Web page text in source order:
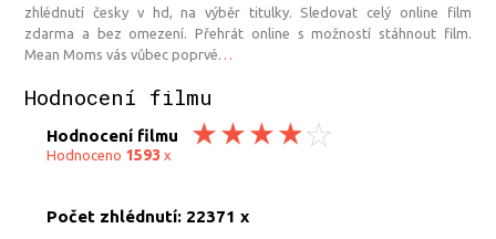
zhlédnutí česky v hd, na výběr titulky. Sledovat celý online film
zdarma a bez omezení. Přehrát online s možností stáhnout film.
Mean Moms vás vůbec poprvé
Hodnocení filmu
Hodnocení filmu
Hodnoceno 1593x
Počet zhlédnutí: 22371 x